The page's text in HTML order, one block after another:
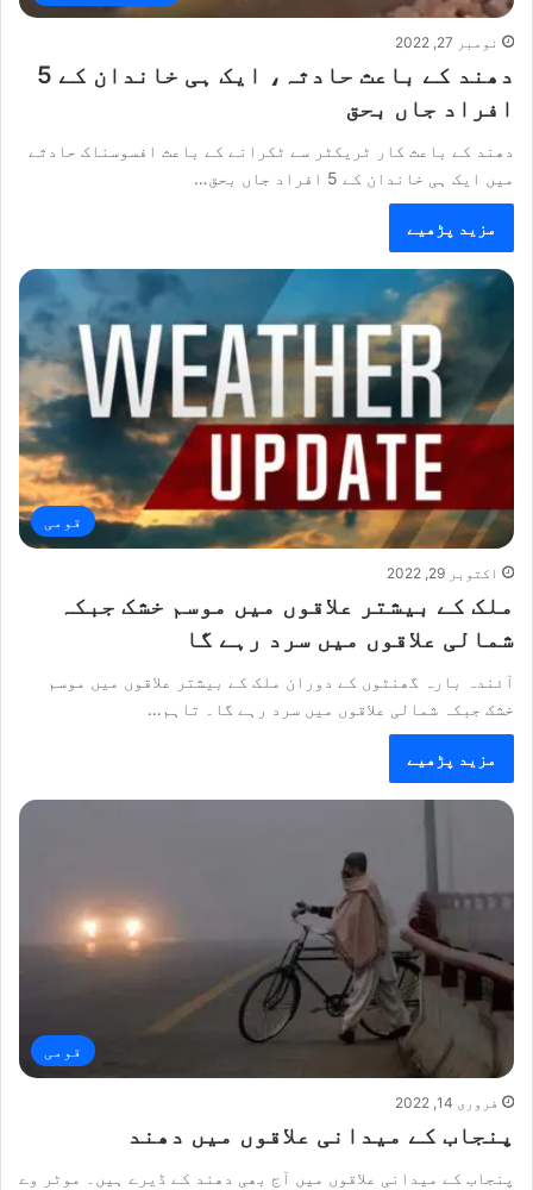
نومبر 27, 2022
دھند کے باعث حادثہ، ایک ہی خاندان کے 5
افراد جاں بحق
دھند کے باعث کار ٹریکٹر سے ٹکرانے کے باعث افسوسناک حادثے
میں ایک ہی خاندان کے 5 افراد جاں بحق…
مزید پڑھیے
قومی
اکتوبر 29, 2022
ملک کے بیشتر علاقوں میں موسم خشک جبکہ
شمالی علاقوں میں سرد رہے گا
آئندہ بارہ گھنٹوں کے دوران ملک کے بیشتر علاقوں میں موسم
خشک جبکہ شمالی علاقوں میں سرد رہے گا۔ تاہم…
مزید پڑھیے
قومی
فروری 14, 2022
پنجاب کے میدانی علاقوں میں دھند
پنجاب کے میدانی علاقوں میں آج بھی دھند کے ڈیرے ہیں۔ موٹر وے